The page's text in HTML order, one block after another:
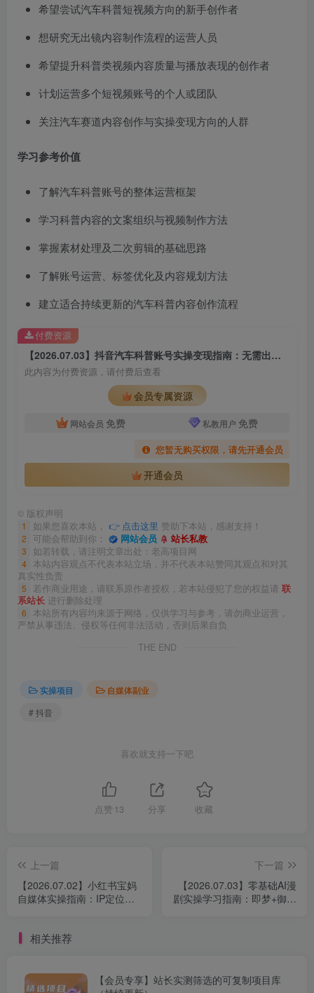
希望尝试汽车科普短视频方向的新手创作者
想研究无出镜内容制作流程的运营人员
希望提升科普类视频内容质量与播放表现的创作者
计划运营多个短视频账号的个人或团队
关注汽车赛道内容创作与实操变现方向的人群
学习参考价值
了解汽车科普账号的整体运营框架
学习科普内容的文案组织与视频制作方法
掌握素材处理及二次剪辑的基础思路
了解账号运营、标签优化及内容规划方法
建立适合持续更新的汽车科普内容创作流程
【2026.07.03】抖音汽车科普账号实操变现指南：无需出镜批量制作视频，学习伙伴计划与精选流量运营思路
此内容为付费资源，请付费后查看
会员专属资源
网站会员 免费 私教用户 免费
您暂无购买权限，请先开通会员
开通会员
付费资源
© 版权声明
1 如果您喜欢本站， 👉 点击这里 赞助下本站，感谢支持！
2 可能会帮助到你： 网站会员 站长私教
3 如若转载，请注明文章出处：老高项目网
4
本站内容观点不代表本站立场，并不代表本站赞同其观点和对其
真实性负责
5 若作商业用途，请联系原作者授权，若本站侵犯了您的权益请 联
系站长 进行删除处理
6
本站所有内容均来源于网络，仅供学习与参考，请勿商业运营，
严禁从事违法、侵权等任何非法活动，否则后果自负
THE END
实操项目
自媒体副业
# 抖音
喜欢就支持一下吧
点赞 13 分享 收藏
上一篇
【2026.07.02】小红书宝妈
自媒体实操指南：IP定位、
下一篇
【2026.07.03】零基础AI漫
剧实操学习指南：即梦+御灵
相关推荐
【会员专享】站长实测筛选的可复制项目库